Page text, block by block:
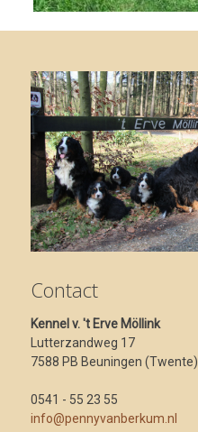
Contact
Kennel v. 't Erve Möllink
Lutterzandweg 17
7588 PB Beuningen (Twente)
0541 - 55 23 55
info@pennyvanberkum.nl